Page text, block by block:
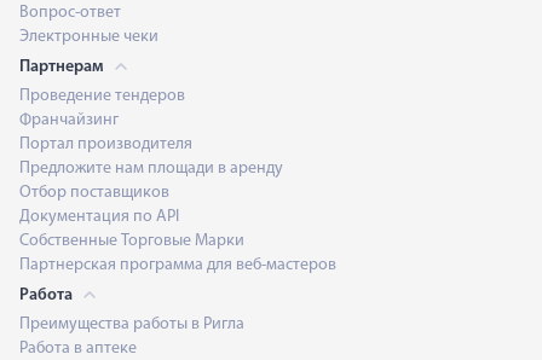
Вопрос-ответ
Электронные чеки
Партнерам
Проведение тендеров
Франчайзинг
Портал производителя
Предложите нам площади в аренду
Отбор поставщиков
Документация по API
Собственные Торговые Марки
Партнерская программа для веб-мастеров
Работа
Преимущества работы в Ригла
Работа в аптеке